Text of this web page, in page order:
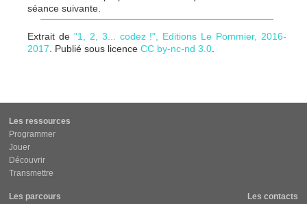
séance suivante.
Extrait de "1, 2, 3... codez !", Editions Le Pommier, 2016-
2017. Publié sous licence CC by-nc-nd 3.0.
Les ressources
Programmer
Jouer
Découvrir
Transmettre
Les parcours
Les contacts